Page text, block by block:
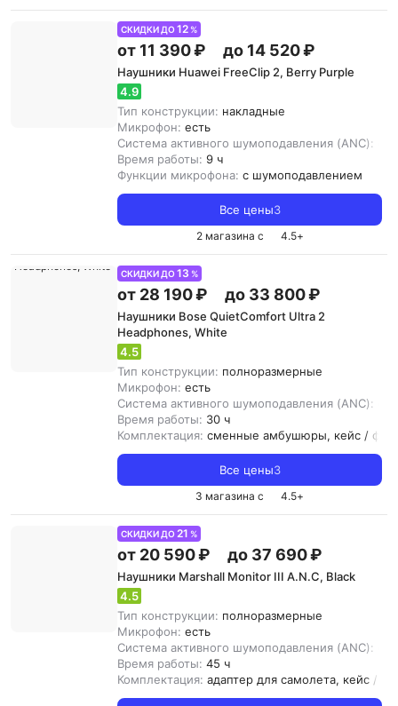
СКИДКИ ДО12 %
от 11 390 ₽ до 14 520 ₽
Наушники Huawei FreeClip 2, Berry Purple
4.9
Тип конструкции: накладные
Микрофон: есть
Система активного шумоподавления (ANC):
Время работы: 9 ч
Функции микрофона: с шумоподавлением
Все цены3
2 магазина с 4.5+
СКИДКИ ДО13 %
от 28 190 ₽ до 33 800 ₽
Наушники Bose QuietComfort Ultra 2
Headphones, White
4.5
Тип конструкции: полноразмерные
Микрофон: есть
Система активного шумоподавления (ANC):
Время работы: 30 ч
Комплектация: сменные амбушюры, кейс /
Все цены3
3 магазина с 4.5+
СКИДКИ ДО21 %
от 20 590 ₽ до 37 690 ₽
Наушники Marshall Monitor III A.N.C, Black
4.5
Тип конструкции: полноразмерные
Микрофон: есть
Система активного шумоподавления (ANC):
Время работы: 45 ч
Комплектация: адаптер для самолета, кейс /